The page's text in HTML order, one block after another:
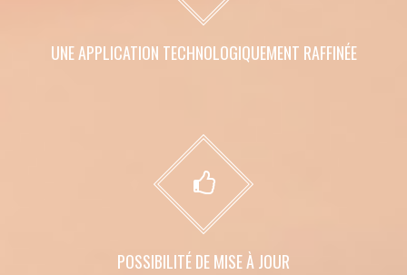
UNE APPLICATION TECHNOLOGIQUEMENT RAFFINÉE
POSSIBILITÉ DE MISE À JOUR